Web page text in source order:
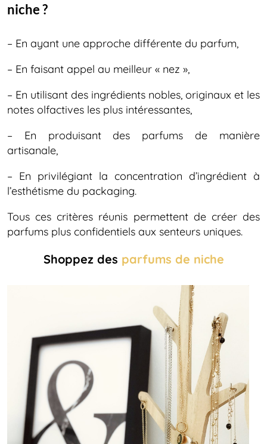
niche ?
– En ayant une approche différente du parfum,
– En faisant appel au meilleur « nez »,
– En utilisant des ingrédients nobles, originaux et les
notes olfactives les plus intéressantes,
– En produisant des parfums de manière
artisanale,
– En privilégiant la concentration d’ingrédient à
l’esthétisme du packaging.
Tous ces critères réunis permettent de créer des
parfums plus confidentiels aux senteurs uniques.
Shoppez des parfums de niche